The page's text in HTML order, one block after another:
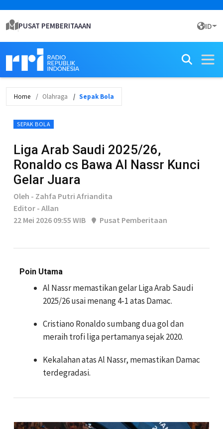
PUSAT PEMBERITAAAN ID
Home Olahraga Sepak Bola
SEPAK BOLA
Liga Arab Saudi 2025/26,
Ronaldo cs Bawa Al Nassr Kunci
Gelar Juara
Oleh - Zahfa Putri Afriandita
Editor - Allan
22 Mei 2026 09:55 WIB
Pusat Pemberitaan
Poin Utama
Al Nassr memastikan gelar Liga Arab Saudi
2025/26 usai menang 4-1 atas Damac.
Cristiano Ronaldo sumbang dua gol dan
meraih trofi liga pertamanya sejak 2020.
Kekalahan atas Al Nassr, memastikan Damac
terdegradasi.